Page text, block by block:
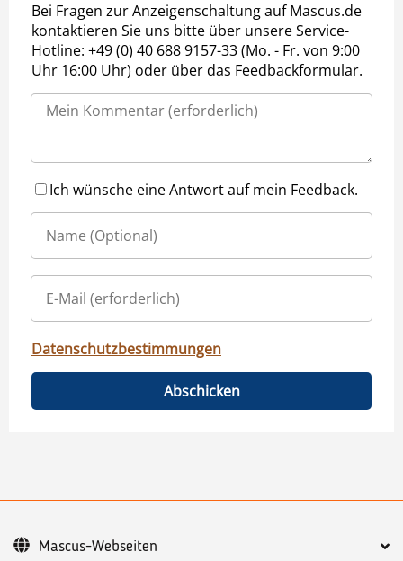
Bei Fragen zur Anzeigenschaltung auf Mascus.de
kontaktieren Sie uns bitte über unsere Service-
Hotline: +49 (0) 40 688 9157-33 (Mo. - Fr. von 9:00
Uhr 16:00 Uhr) oder über das Feedbackformular.
Ich wünsche eine Antwort auf mein Feedback.
Datenschutzbestimmungen
Abschicken
Mascus-Webseiten